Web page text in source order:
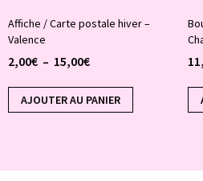
Affiche / Carte postale hiver –
Valence
2,00€ – 15,00€
AJOUTER AU PANIER